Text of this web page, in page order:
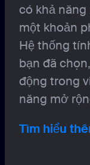
có khả
một khoản
Hệ thống
bạn đã
động trong
năng mở
Tìm hiểu